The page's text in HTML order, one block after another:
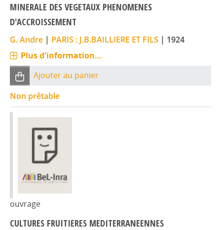
MINERALE DES VEGETAUX PHENOMENES
D'ACCROISSEMENT
G. Andre | PARIS : J.B.BAILLIERE ET FILS | 1924
Plus d'information...
Ajouter au panier
Non prêtable
ouvrage
CULTURES FRUITIERES MEDITERRANEENNES